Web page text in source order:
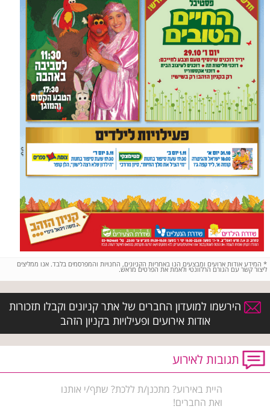
* המידע אודות ארועים ומבצעים הנו באחריות הקניונים, החנויות והמפרסמים בלבד. אנו ממליצים
ליצור קשר עם הגורם הרלוונטי ולאמת את הפרטים מראש.
הירשמו למועדון החברים של אתר קניונים וקבלו תזכורות
אודות אירועים ופעילויות בקניון הזהב
תגובות לאירוע
היית באירוע? מתכנן/ת ללכת? שתף/י אותנו
ואת החברים!